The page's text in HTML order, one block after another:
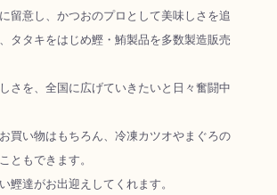
留意し、かつおのプロとして美味しさを追
タタキをはじめ鰹・鮪製品を多数製造販売
さを、全国に広げていきたいと日々奮闘中
買い物はもちろん、冷凍カツオやまぐろの
ともできます。
鰹達がお出迎えしてくれます。